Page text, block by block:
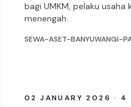
bagi UMKM, pelaku usaha
menengah.
SEWA-ASET-BANYUWANGI-
ARTIKEL
02 JANUARY 2026 · 4